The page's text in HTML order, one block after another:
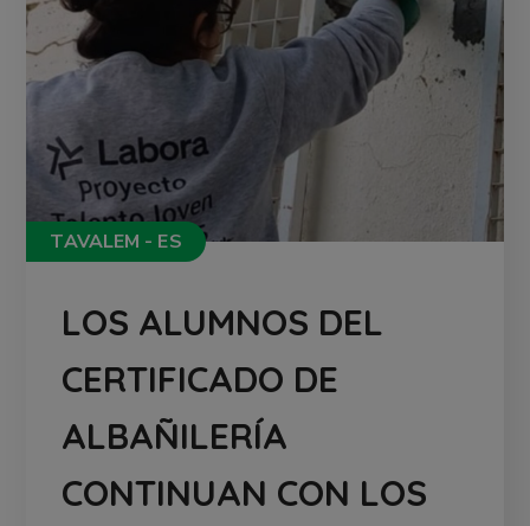
TAVALEM - ES
LOS ALUMNOS DEL
CERTIFICADO DE
ALBAÑILERÍA
CONTINUAN CON LOS